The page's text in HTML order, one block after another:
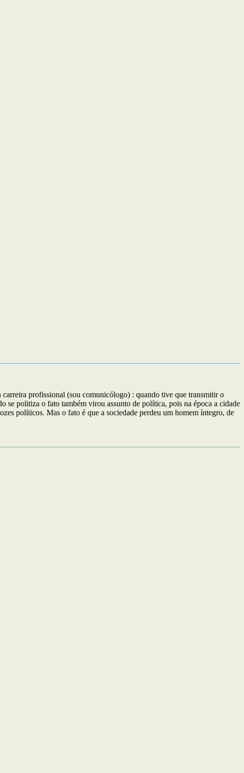
profissional (sou comunicólogo) : quando tive que transmitir o
politiza o fato também virou assunto de política, pois na época a cidade
políticos. Mas o fato é que a sociedade perdeu um homem íntegro, de